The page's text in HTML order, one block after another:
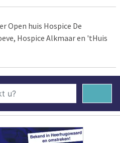
Open huis Hospice De
Hospice Alkmaar en 'tHuis